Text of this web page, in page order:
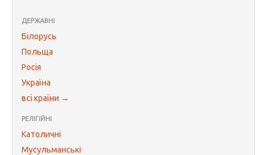
ДЕРЖАВНІ
Білорусь
Польща
Росія
Україна
всі країни →
РЕЛІГІЙНІ
Католичні
Мусульманські